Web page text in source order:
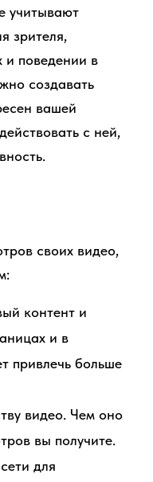
учитывают
зрителя,
и поведении в
создавать
вашей
с ней,
своих видео,
контент и
и в
привлечь больше
видео. Чем оно
вы получите.
для